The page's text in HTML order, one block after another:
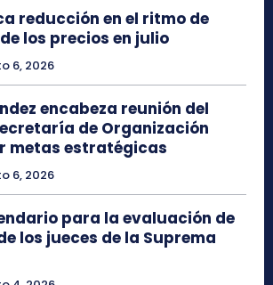
reducción en el ritmo de
los precios en julio
6, 2026
encabeza reunión del
de Organización
metas estratégicas
6, 2026
para la evaluación de
los jueces de la Suprema